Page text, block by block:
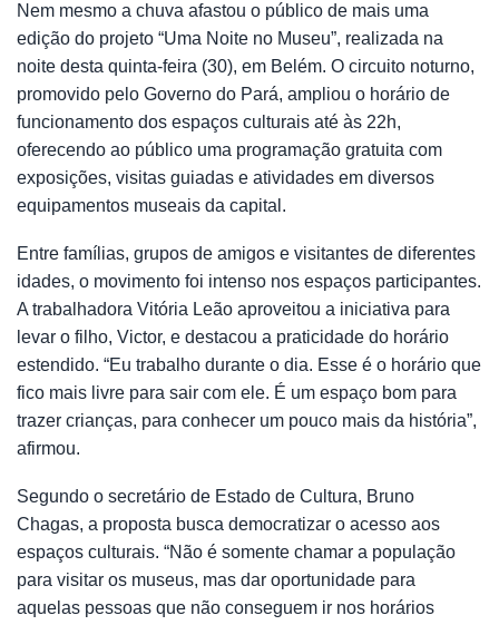
Nem mesmo a chuva afastou o público de mais uma
edição do projeto “Uma Noite no Museu”, realizada na
noite desta quinta-feira (30), em Belém. O circuito noturno,
promovido pelo Governo do Pará, ampliou o horário de
funcionamento dos espaços culturais até às 22h,
oferecendo ao público uma programação gratuita com
exposições, visitas guiadas e atividades em diversos
equipamentos museais da capital.
Entre famílias, grupos de amigos e visitantes de diferentes
idades, o movimento foi intenso nos espaços participantes.
A trabalhadora Vitória Leão aproveitou a iniciativa para
levar o filho, Victor, e destacou a praticidade do horário
estendido. “Eu trabalho durante o dia. Esse é o horário que
fico mais livre para sair com ele. É um espaço bom para
trazer crianças, para conhecer um pouco mais da história”,
afirmou.
Segundo o secretário de Estado de Cultura, Bruno
Chagas, a proposta busca democratizar o acesso aos
espaços culturais. “Não é somente chamar a população
para visitar os museus, mas dar oportunidade para
aquelas pessoas que não conseguem ir nos horários